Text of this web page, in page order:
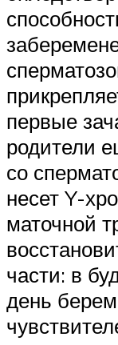
первые
родители
со
несет Y-
маточной
части: в
день